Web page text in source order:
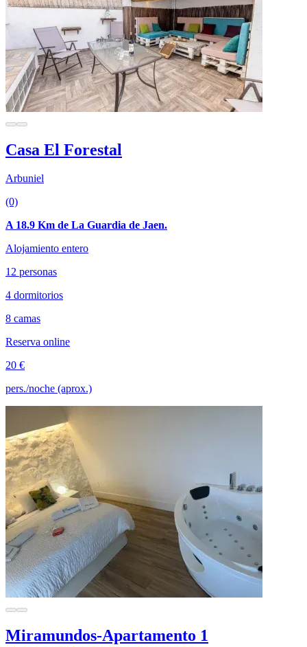
Casa El Forestal
Arbuniel
(0)
A 18.9 Km de La Guardia de Jaen.
Alojamiento entero
12 personas
4 dormitorios
8 camas
Reserva online
20 €
pers./noche (aprox.)
Miramundos-Apartamento 1